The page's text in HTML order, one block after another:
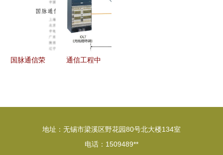
与施工规范
从蓝图到现
实的桥梁
国脉通信荣
能融合试验
通信工程中
地址：无锡市梁溪区野花园80号北大楼134室
电话：1509489**